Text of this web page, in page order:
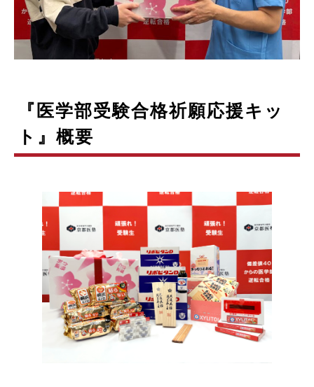
『医学部受験合格祈願応援キッ
ト』概要